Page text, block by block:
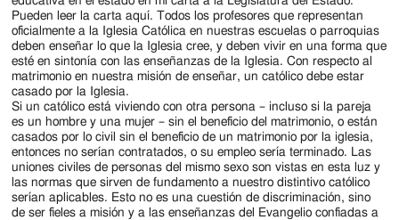
Pueden leer la carta aquí. Todos los profesores que representan
oficialmente a la Iglesia Católica en nuestras escuelas o parroquias
deben enseñar lo que la Iglesia cree, y deben vivir en una forma que
esté en sintonía con las enseñanzas de la Iglesia. Con respecto al
matrimonio en nuestra misión de enseñar, un católico debe estar
casado por la Iglesia.
Si un católico está viviendo con otra persona – incluso si la pareja
es un hombre y una mujer – sin el beneficio del matrimonio, o están
casados por lo civil sin el beneficio de un matrimonio por la iglesia,
entonces no serían contratados, o su empleo sería terminado. Las
uniones civiles de personas del mismo sexo son vistas en esta luz y
las normas que sirven de fundamento a nuestro distintivo católico
serían aplicables. Esto no es una cuestión de discriminación, sino
de ser fieles a misión y a las enseñanzas del Evangelio confiadas a